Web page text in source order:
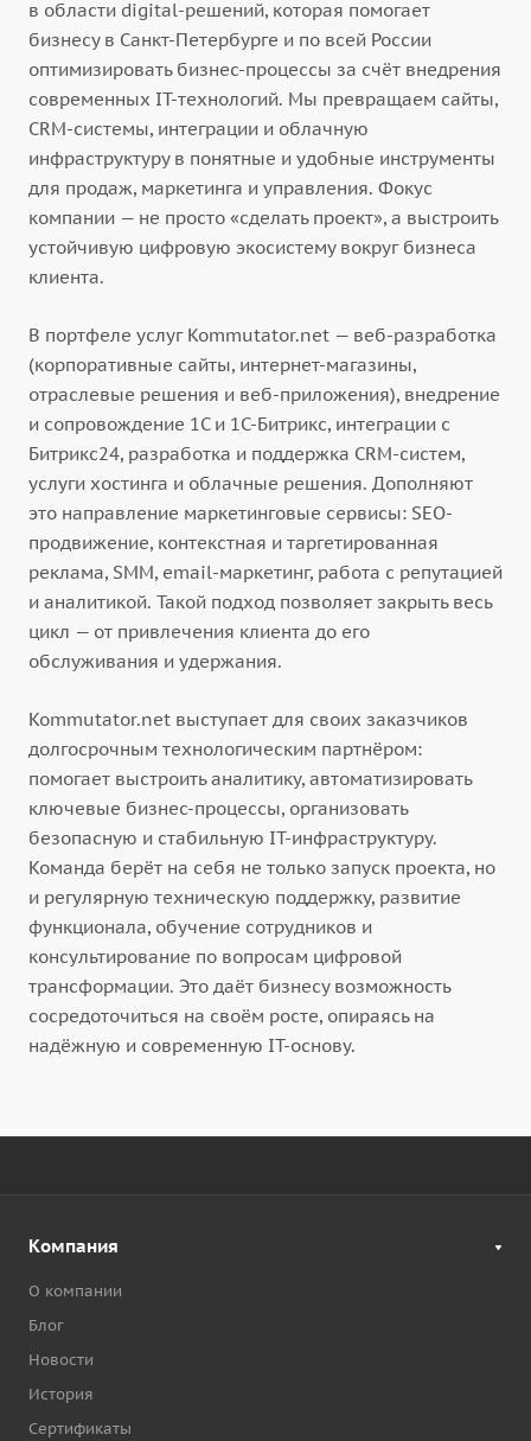
в области digital-решений, которая помогает
бизнесу в Санкт-Петербурге и по всей России
оптимизировать бизнес-процессы за счёт внедрения
современных IT-технологий. Мы превращаем сайты,
CRM-системы, интеграции и облачную
инфраструктуру в понятные и удобные инструменты
для продаж, маркетинга и управления. Фокус
компании — не просто «сделать проект», а выстроить
устойчивую цифровую экосистему вокруг бизнеса
клиента.
В портфеле услуг Kommutator.net — веб-разработка
(корпоративные сайты, интернет-магазины,
отраслевые решения и веб-приложения), внедрение
и сопровождение 1С и 1С-Битрикс, интеграции с
Битрикс24, разработка и поддержка CRM-систем,
услуги хостинга и облачные решения. Дополняют
это направление маркетинговые сервисы: SEO-
продвижение, контекстная и таргетированная
реклама, SMM, email-маркетинг, работа с репутацией
и аналитикой. Такой подход позволяет закрыть весь
цикл — от привлечения клиента до его
обслуживания и удержания.
Kommutator.net выступает для своих заказчиков
долгосрочным технологическим партнёром:
помогает выстроить аналитику, автоматизировать
ключевые бизнес-процессы, организовать
безопасную и стабильную IT-инфраструктуру.
Команда берёт на себя не только запуск проекта, но
и регулярную техническую поддержку, развитие
функционала, обучение сотрудников и
консультирование по вопросам цифровой
трансформации. Это даёт бизнесу возможность
сосредоточиться на своём росте, опираясь на
надёжную и современную IT-основу.
Компания
О компании
Блог
Новости
История
Сертификаты